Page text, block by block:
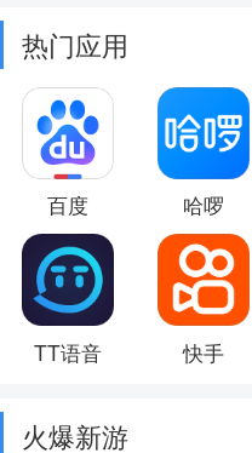
热门应用
百度 哈啰
TT语音 快手
火爆新游